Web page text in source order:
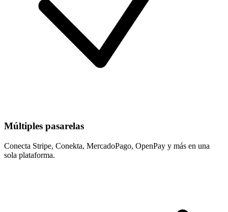
Múltiples pasarelas
Conecta Stripe, Conekta, MercadoPago, OpenPay y más en una
sola plataforma.